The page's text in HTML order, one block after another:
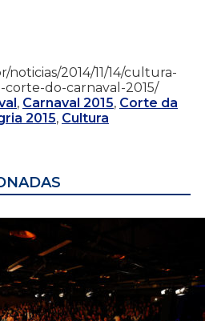
noticias/2014/11/14/cultura-
corte-do-carnaval-2015/
, Carnaval 2015, Corte da
2015, Cultura